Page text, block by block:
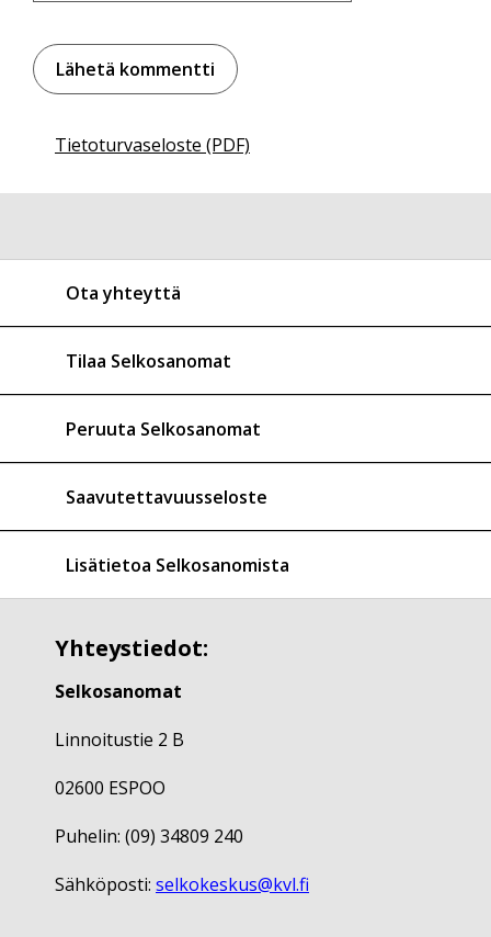
Tietoturvaseloste (PDF)
Ota yhteyttä
Tilaa Selkosanomat
Peruuta Selkosanomat
Saavutettavuusseloste
Lisätietoa Selkosanomista
Yhteystiedot:
Selkosanomat
Linnoitustie 2 B
02600 ESPOO
Puhelin: (09) 34809 240
Sähköposti: selkokeskus@kvl.fi